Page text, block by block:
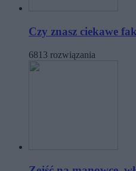
Czy znasz ciekawe
6813 rozwiązania